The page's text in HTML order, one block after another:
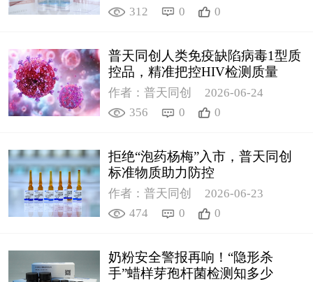
312
0 0
普天同创人类免疫缺陷病毒1型质
控品，精准把控HIV检测质量
作者：普天同创
2026-06-24
356
0 0
拒绝“泡药杨梅”入市，普天同创
标准物质助力防控
作者：普天同创
2026-06-23
474
0 0
奶粉安全警报再响！“隐形杀
手”蜡样芽孢杆菌检测知多少